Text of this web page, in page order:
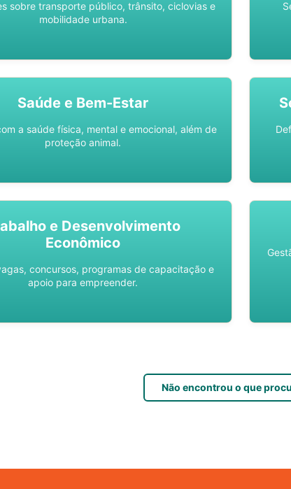
sobre transporte público, trânsito, ciclovias e
mobilidade urbana.
Saúde e Bem-Estar
a saúde física, mental e emocional, além de
proteção animal.
e Desenvolvimento
Econômico
concursos, programas de capacitação e
apoio para empreender.
Não encontrou o que